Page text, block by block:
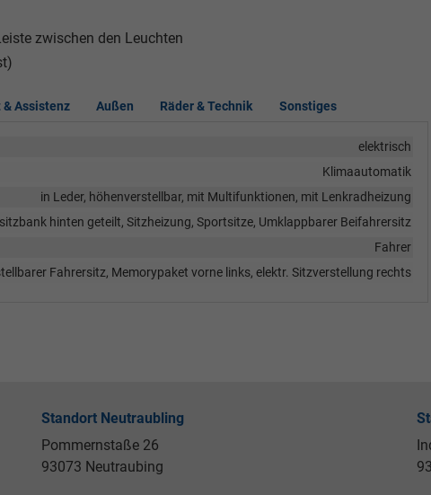
zwischen den Leuchten
Assistenz Außen Räder & Technik Sonstiges
elektrisch
Klimaautomatik
in Leder, höhenverstellbar, mit Multifunktionen, mit Lenkradheizung
hinten geteilt, Sitzheizung, Sportsitze, Umklappbarer Beifahrersitz
Fahrer
Fahrersitz, Memorypaket vorne links, elektr. Sitzverstellung rechts
Standort Neutraubling
Pommernstaße 26
93073 Neutraubing